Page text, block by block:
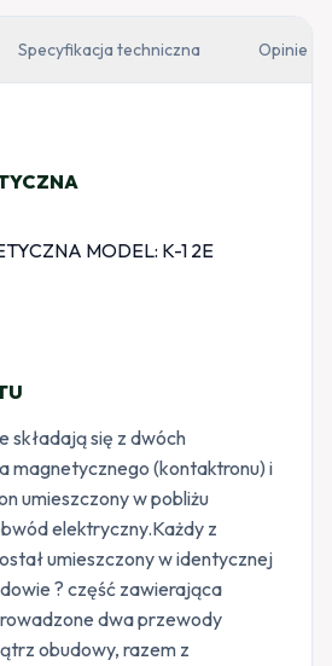
Specyfikacja techniczna Opinie
składają się z dwóch
magnetycznego (kontaktronu) i
umieszczony w pobliżu
elektryczny.Każdy z
umieszczony w identycznej
? część zawierająca
dwa przewody
obudowy, razem z